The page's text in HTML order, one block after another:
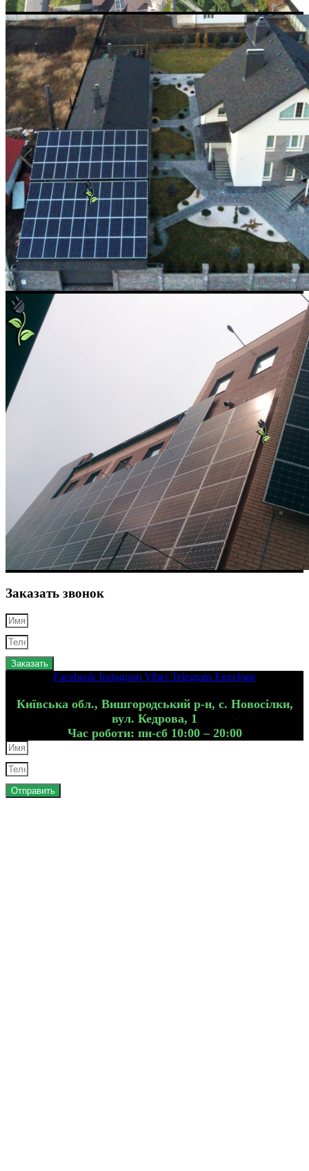
Заказать звонок
Заказать
Facebook Instagram Viber Telegram Envelope
Київська обл., Вишгородський р-н, с. Новосілки,
вул. Кедрова, 1
Час роботи: пн-сб 10:00 – 20:00
Отправить